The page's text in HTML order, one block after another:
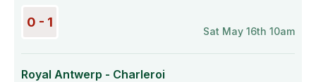
0 - 1
Sat May 16th 10am
Royal Antwerp - Charleroi